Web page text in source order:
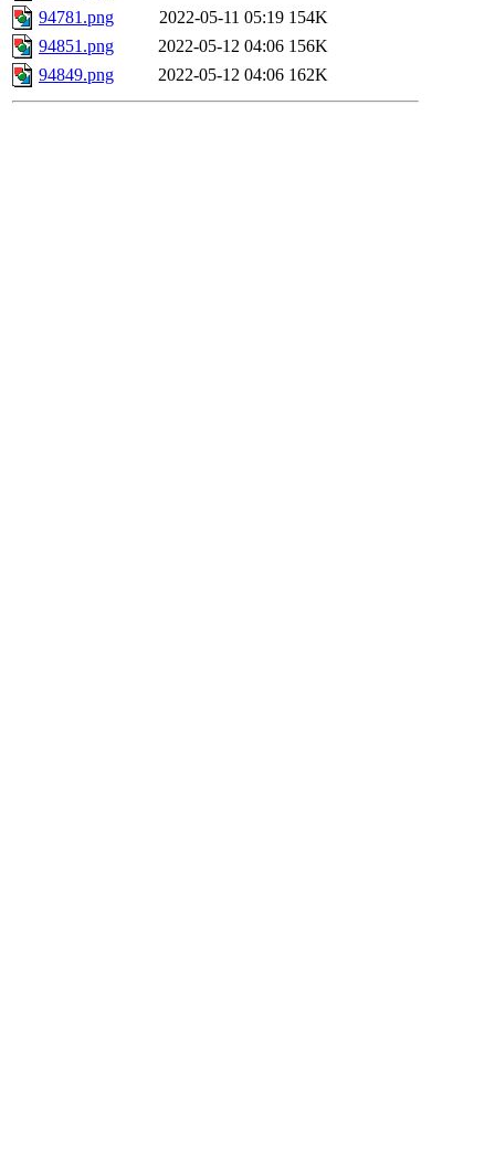
94781.png
2022-05-11 05:19 154K
94851.png
2022-05-12 04:06 156K
94849.png
2022-05-12 04:06 162K